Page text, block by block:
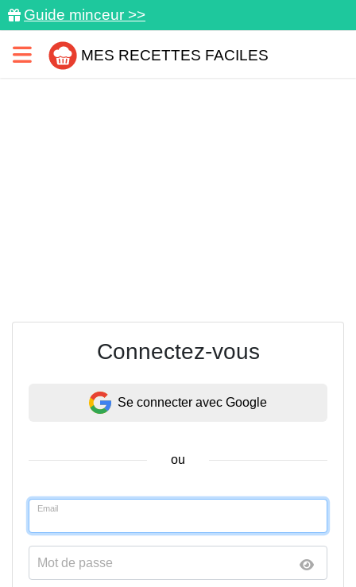
Guide minceur >>
MES RECETTES FACILES
Connectez-vous
Se connecter avec Google
ou
Email
Mot de passe